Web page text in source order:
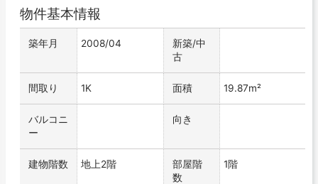
物件基本情報
築年月 2008/04
新築/中
古
間取り 1K 面積 19.87m²
バルコニ
ー
向き
建物階数 地上2階
部屋階
数
1階